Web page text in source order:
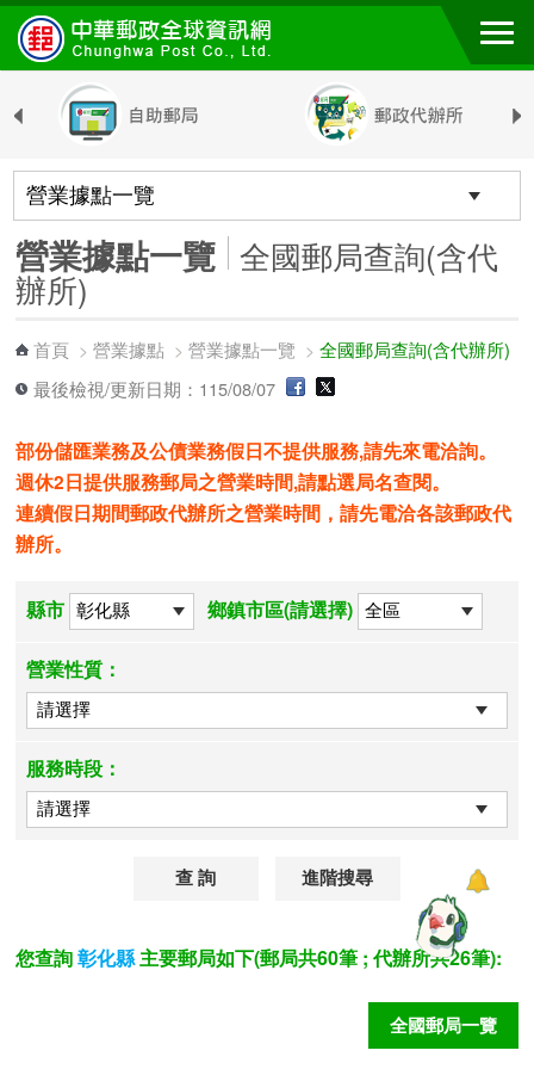
跳到主要內容區塊
營業據點一覽 全國郵局查詢(含代
辦所)
首頁 >營業據點 >營業據點一覽 >全國郵局查詢(含代辦所)
最後檢視/更新日期：115/08/07
部份儲匯業務及公債業務假日不提供服務,請先來電洽詢。
週休2日提供服務郵局之營業時間,請點選局名查閱。
連續假日期間郵政代辦所之營業時間，請先電洽各該郵政代
辦所。
縣市 鄉鎮市區(請選擇)
營業性質：
服務時段：
進階搜尋
您查詢彰化縣 主要郵局如下(郵局共60筆 ; 代辦所共26筆):
全國郵局一覽